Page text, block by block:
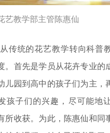
艺教学部主管陈惠仙
从传统的花艺教学转向科普
。首先是学员从花卉专业的
儿园到高中的孩子们为主，
孩子们的兴趣，尽可能地
所收获。为此，陈惠仙和同